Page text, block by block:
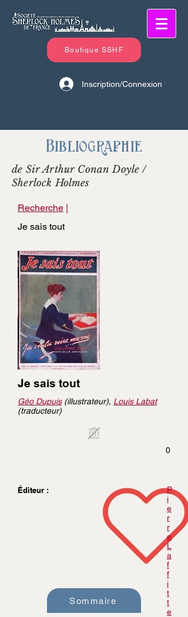
Boutique SSHF
Inscription/Connexion
Bibliographie
de Sir Arthur Conan Doyle /
Sherlock Holmes
Recherche |
Je sais tout
Je sais tout
Géo Dupuis(illustrateur), Louis Labat
(traducteur)
0
Éditeur :
P
i
e
r
r
e
L
a
f
f
i
t
t
e
Sommaire